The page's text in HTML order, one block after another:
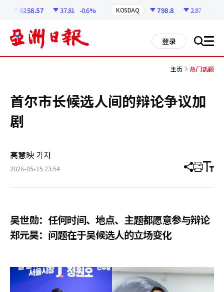
6258.57 37.81 -0.6% KOSDAQ 798.8 2.87
登录 搜 all
主页 热门话题
首尔市长候选人间的辩论争议加
剧
高慧映 기자
2026-05-15 23:54 分
章
打 调
小
吴世勋：任何时间、地点、主题都愿意参与辩论
郑元昊：问题在于吴候选人的立场变化